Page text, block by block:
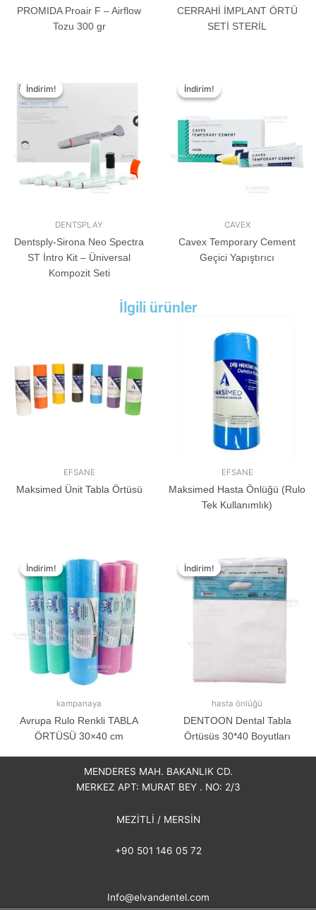
PROMIDA Proair F – Airflow
Tozu 300 gr
CERRAHİ İMPLANT ÖRTÜ
SETİ STERİL
İndirim!
İndirim!
DENTSPLAY
Dentsply-Sirona Neo Spectra
ST İntro Kit – Üniversal
Kompozit Seti
İndirim!
İndirim!
CAVEX
Cavex Temporary Cement
Geçici Yapıştırıcı
İlgili ürünler
EFSANE
Maksimed Ünit Tabla Örtüsü
EFSANE
Maksimed Hasta Önlüğü (Rulo
Tek Kullanımlık)
İndirim!
İndirim!
kampanaya
Avrupa Rulo Renkli TABLA
ÖRTÜSÜ 30×40 cm
İndirim!
İndirim!
hasta önlüğü
DENTOON Dental Tabla
Örtüsüs 30*40 Boyutları
MENDERES MAH. BAKANLIK CD.
MERKEZ APT: MURAT BEY . NO: 2/3
MEZİTLİ / MERSİN
+90 501 146 05 72
Info@elvandentel.com